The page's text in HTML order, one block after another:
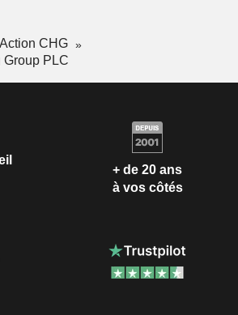
Action CHG
PLC
+ de 20 ans
à vos côtés